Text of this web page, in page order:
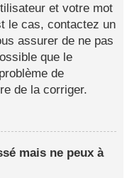
et votre mot
le cas, contactez un
assurer de ne pas
que le
de
de la corriger.
mais ne peux à